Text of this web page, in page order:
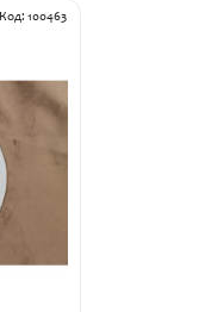
Код: 100463